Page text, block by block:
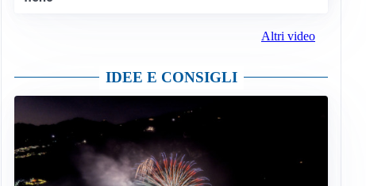
Altri video
IDEE E CONSIGLI